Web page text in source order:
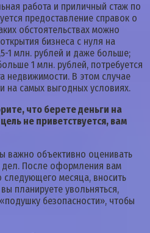
работа и приличный стаж по
предоставление справок о
обстоятельствах можно
бизнеса с нуля на
1 млн. рублей и даже больше;
1 млн. рублей, потребуется
недвижимости. В этом случае
на самых выгодных условиях.
что берете деньги на
не приветствуется, вам
важно объективно оценивать
После оформления вам
следующего месяца, вносить
планируете увольняться,
безопасности», чтобы